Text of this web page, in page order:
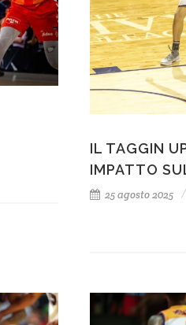
IL TAGGIN
IMPATTO
25 agosto 2025